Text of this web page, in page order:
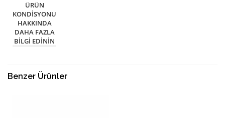
ÜRÜN
KONDISYONU
HAKKINDA
DAHA FAZLA
BILGI EDININ
Benzer Ürünler